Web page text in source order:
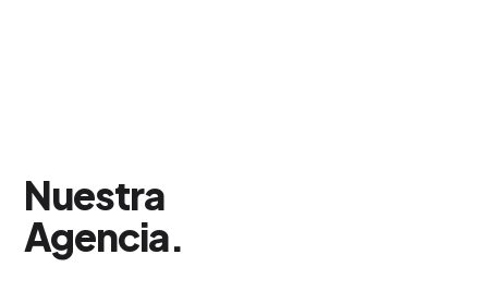
Nuestra
Agencia.